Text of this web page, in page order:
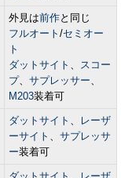
外見は前作と同じ
フルオート /セミオー
ト
ダットサイト 、 スコー
プ、 サプレッサー、
M203装着可
ダットサイト 、
レーザ
ーサイト 、 サプレッサ
ー装着可